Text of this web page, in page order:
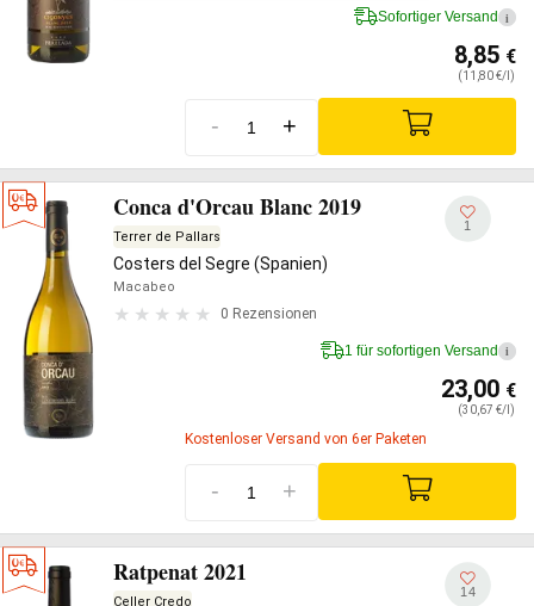
Sofortiger Versand i
8,85 €
(11,80 €/l)
- +
Conca d'Orcau Blanc 2019
Terrer de Pallars
Costers del Segre (Spanien)
Macabeo
0 Rezensionen
1
1 für sofortigen Versand i
23,00 €
(30,67 €/l)
Kostenloser Versand von 6er Paketen
- +
Ratpenat 2021
Celler Credo
14